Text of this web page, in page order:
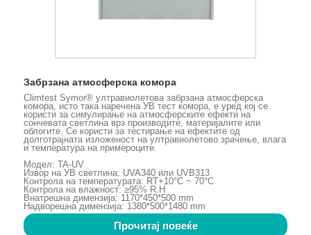
Забрзана атмосферска комора
Climtest Symor® ултравиолетова забрзана атмосферска
комора, исто така наречена УВ тест комора, е уред кој се
користи за симулирање на атмосферските ефекти на
сончевата светлина врз производите, материјалите или
облогите. Се користи за тестирање на ефектите од
долготрајната изложеност на ултравиолетово зрачење, влага
и температура на примероците.
Модел: TA-UV
Извор на УВ светлина: UVA340 или UVB313
Контрола на температурата: RT+10°C ~ 70°C
Контрола на влажност: ≥95% R.H
Внатрешна димензија: 1170*450*500 mm
Надворешна димензија: 1380*500*1480 mm
Прочитај повеќе